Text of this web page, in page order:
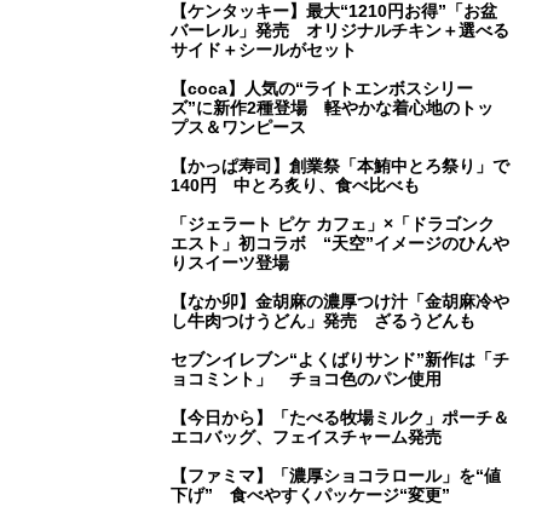
【ケンタッキー】最大“1210円お得”「お盆
バーレル」発売 オリジナルチキン＋選べる
サイド＋シールがセット
【coca】人気の“ライトエンボスシリー
ズ”に新作2種登場 軽やかな着心地のトッ
プス＆ワンピース
【かっぱ寿司】創業祭「本鮪中とろ祭り」で
140円 中とろ炙り、食べ比べも
「ジェラート ピケ カフェ」×「ドラゴンク
エスト」初コラボ “天空”イメージのひんや
りスイーツ登場
【なか卯】金胡麻の濃厚つけ汁「金胡麻冷や
し牛肉つけうどん」発売 ざるうどんも
セブンイレブン“よくばりサンド”新作は「チ
ョコミント」 チョコ色のパン使用
【今日から】「たべる牧場ミルク」ポーチ＆
エコバッグ、フェイスチャーム発売
【ファミマ】「濃厚ショコラロール」を“値
下げ” 食べやすくパッケージ“変更”